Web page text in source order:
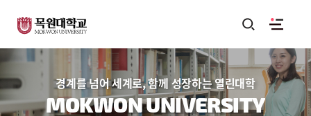
경계를 넘어 세계로, 함께 성장하는 열린대학
MOKWON UNIVERSITY